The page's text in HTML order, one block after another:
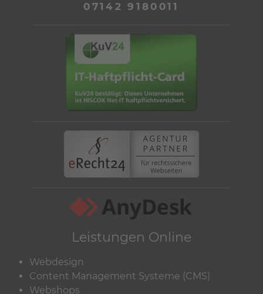
07142 9180011
Leistungen Online
Webdesign
Content Management Systeme (CMS)
Webshops